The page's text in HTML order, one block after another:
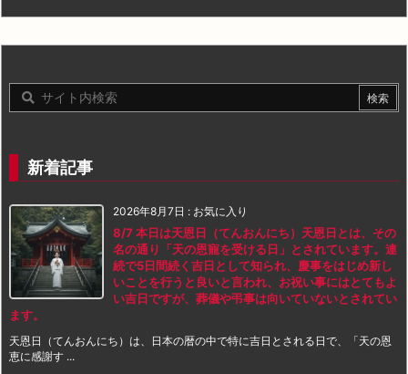
新着記事
2026年8月7日 : お気に入り
8/7 本日は天恩日（てんおんにち）天恩日とは、その
名の通り「天の恩寵を受ける日」とされています。連
続で5日間続く吉日として知られ、慶事をはじめ新し
いことを行うと良いと言われ、お祝い事にはとてもよ
い吉日ですが、葬儀や弔事は向いていないとされてい
ます。
天恩日（てんおんにち）は、日本の暦の中で特に吉日とされる日で、「天の恩
恵に感謝す ...